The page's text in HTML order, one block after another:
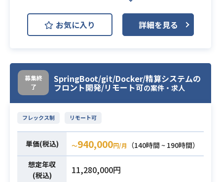
業務内容
お客様が現在運用している自動車サ
ービスのWebサイトのフロントエン
①自動車カタログ全般のページデザ
イン刷新対応
②自動車カタログ詳細のページ改修
対応
③マイカーページの機能追加（投稿
コンテンツ機能の拡充）対応
④マイカーページの機能追加（クー
ポンなどお得コンテンツの拡充）対
お気に入り 詳細を見る
募集終
了
SpringBoot/git/Docker/精算システムの
フロント開発/リモート可の案件・求人
フレックス制 リモート可
単価(税込) 〜940,000円/月
（140時間 ~ 190時間）
想定年収
(税込)
11,280,000円